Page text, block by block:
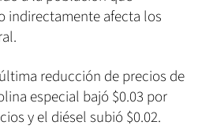
indirectamente afecta los
reducción de precios de
especial bajó $0.03 por
y el diésel subió $0.02.